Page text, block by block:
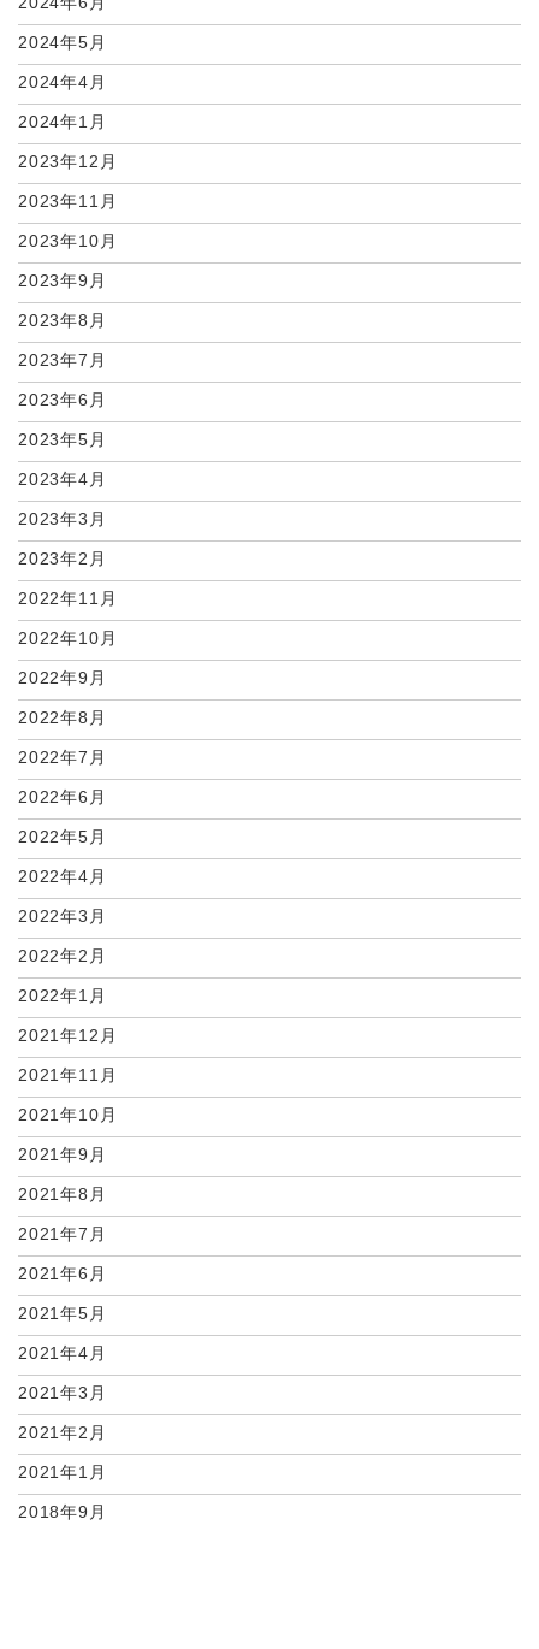
2024年5月
2024年4月
2024年1月
2023年12月
2023年11月
2023年10月
2023年9月
2023年8月
2023年7月
2023年6月
2023年5月
2023年4月
2023年3月
2023年2月
2022年11月
2022年10月
2022年9月
2022年8月
2022年7月
2022年6月
2022年5月
2022年4月
2022年3月
2022年2月
2022年1月
2021年12月
2021年11月
2021年10月
2021年9月
2021年8月
2021年7月
2021年6月
2021年5月
2021年4月
2021年3月
2021年2月
2021年1月
2018年9月